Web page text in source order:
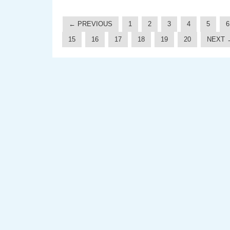
← PREVIOUS 1 2 3 4 5 6
15
16 17 18 19 20 NEXT